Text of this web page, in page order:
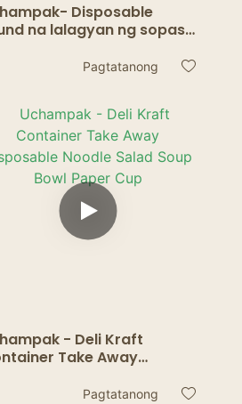
Disposable
na lalagyan ng sopas
sa mangkok na
ng sopas/tasa
Pagtatanong
- Deli Kraft
Take Away
Bowl Paper Cup
Pagtatanong